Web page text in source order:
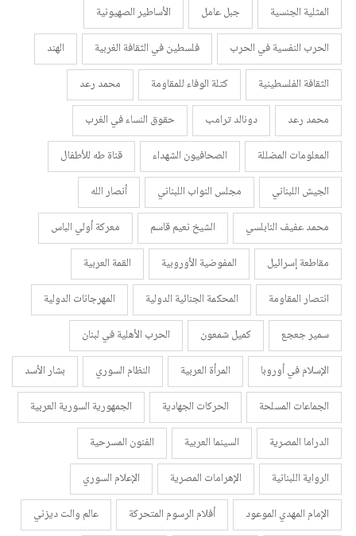
المثلية الجنسية جبل عامل
الأساطير الصهيونية
الحرب النفسية في الحرب
فلسطين في الثقافة الغربية
الهند
الثقافة الفلسطينية
كتلة الوفاء للمقاومة
محمد رعد
محمد رعد
دونالد ترامب
حقوق النساء في الغرب
المعلومات المضللة
الصحافيون الشهداء
قناة طه للأطفال
الجيش اللبناني
مجلس النواب اللبناني
أنصار الله
محمد عفيف النابلسي
الشيخ نعيم قاسم
معركة أولي الباس
مقاطعة إسرائيل
المفوضية الأوروبية
القمة العربية
انتصار المقاومة
المحكمة الجنائية الدولية
المهرجانات الدولية
سمير جعجع
كميل شمعون
الحرب الأهلية في لبنان
الإسلام في أوروبا
المرأة العربية النظام السوري
بشار الأسد
الجماعات المسلحة
الحركات الجهادية
الجمهورية السورية العربية
الدراما المصرية
السينما العربية
الفنون المسرحية
الرواية اللبنانية
الإهرامات المصرية
الإعلام السوري
الإمام المهدي الموعود
أفلام الرسوم المتحركة
عالم والت ديزني